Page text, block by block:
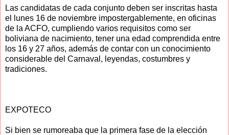
Las candidatas de cada conjunto deben ser inscritas hasta
el lunes 16 de noviembre impostergablemente, en oficinas
de la ACFO, cumpliendo varios requisitos como ser
boliviana de nacimiento, tener una edad comprendida entre
los 16 y 27 años, además de contar con un conocimiento
considerable del Carnaval, leyendas, costumbres y
tradiciones.
EXPOTECO
Si bien se rumoreaba que la primera fase de la elección